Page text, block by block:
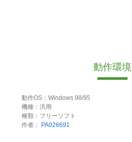
動作環境
動作OS：Windows 98/95
機種：汎用
種類：フリーソフト
作者：
PA026691